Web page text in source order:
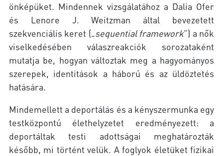
önképüket. Mindennek vizsgálatához a Dalia Ofer
és Lenore J. Weitzman által bevezetett
szekvenciális keret („sequential framework”) a nők
viselkedésében válaszreakciók sorozataként
mutatja be, hogyan változtak meg a hagyományos
szerepek, identitások a háború és az üldöztetés
hatására.
Mindemellett a deportálás és a kényszermunka egy
testközpontú élethelyzetet eredményezett: a
deportáltak testi adottságai meghatározták
később, mi történt velük. A foglyok életüket fizikai